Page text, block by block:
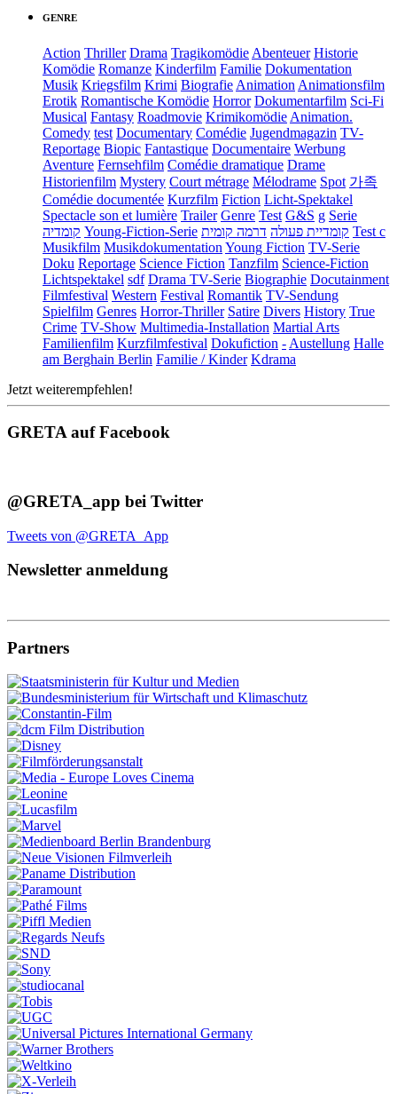
GENRE
Action Thriller Drama Tragikomödie Abenteuer Historie
Komödie Romanze Kinderfilm Familie Dokumentation
Musik Kriegsfilm Krimi Biografie Animation Animationsfilm
Erotik Romantische Komödie Horror Dokumentarfilm Sci-Fi
Musical Fantasy Roadmovie Krimikomödie Animation.
Comedy test Documentary Comédie Jugendmagazin TV-
Reportage Biopic Fantastique Documentaire Werbung
Aventure Fernsehfilm Comédie dramatique Drame
Historienfilm Mystery Court métrage Mélodrame Spot 가족
Comédie documentée Kurzfilm Fiction Licht-Spektakel
Spectacle son et lumière Trailer Genre Test G&S g Serie
קומדיה Young-Fiction-Serie קומדיית פעולה דרמה קומית
Test c
Musikfilm Musikdokumentation Young Fiction TV-Serie
Doku Reportage Science Fiction Tanzfilm Science-Fiction
Lichtspektakel sdf Drama TV-Serie Biographie Docutainment
Filmfestival Western Festival Romantik TV-Sendung
Spielfilm Genres Horror-Thriller Satire Divers History True
Crime TV-Show Multimedia-Installation Martial Arts
Familienfilm Kurzfilmfestival Dokufiction - Austellung Halle
am Berghain Berlin Familie / Kinder Kdrama
Jetzt weiterempfehlen!
GRETA auf Facebook
@GRETA_app bei Twitter
Tweets von @GRETA_App
Newsletter anmeldung
Partners